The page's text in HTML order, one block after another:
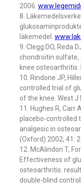
2006.
8.
läkemedel.
9. Clegg DO, Reda
chondroitin
knee osteoarthritis.
10. Rindone JP,
controlled trial of
of the knee. West J
11. Hughes R, Carr
placebo-controlled
analgesic in
(Oxford) 2002; 41:
12. McAlindon T,
Effectiveness of
osteoarthritis:
double-blind